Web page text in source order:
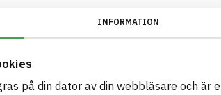
INFORMATION
på din dator av din webbläsare och